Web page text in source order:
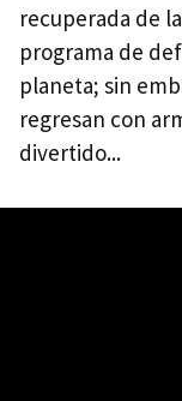
recuperada de
programa de
planeta; sin
regresan con
divertido...